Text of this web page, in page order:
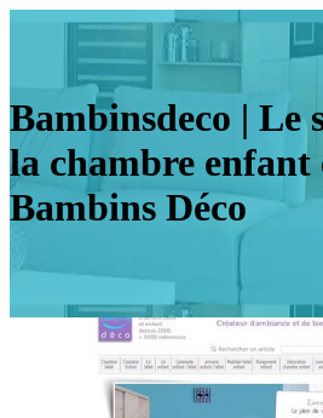
Bambinsdeco | Le
la chambre enfant
Bambins Déco